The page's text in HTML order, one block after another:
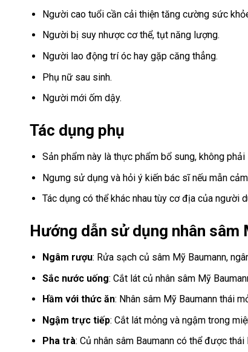
Người cao tuổi cần cải thiện tăng cường sức
Người bị suy nhược cơ thể, tụt năng lượng.
Người lao động trí óc hay gặp căng thẳng.
Phụ nữ sau sinh.
Người mới ốm dậy.
Tác dụng phụ
Sản phẩm này là thực phẩm bổ sung, không
Ngưng sử dụng và hỏi ý kiến bác sĩ nếu mẫn
Tác dụng có thể khác nhau tùy cơ địa của người
Hướng dẫn sử dụng nhân sâm
Ngâm rượu: Rửa sạch củ sâm Mỹ Baumann,
Sắc nước uống: Cắt lát củ nhân sâm Mỹ
Hầm với thức ăn: Nhân sâm Mỹ Baumann thái
Ngậm trực tiếp: Cắt lát mỏng và ngậm trong
Pha trà: Củ nhân sâm Baumann có thể được